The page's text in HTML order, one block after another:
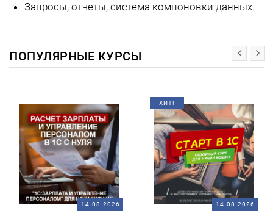
Запросы, отчеты, система компоновки данных.
ПОПУЛЯРНЫЕ КУРСЫ
14.08.2026
ХИТ!
14.08.2026